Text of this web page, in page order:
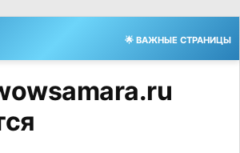
🌟 ВАЖНЫЕ СТРАНИЦЫ